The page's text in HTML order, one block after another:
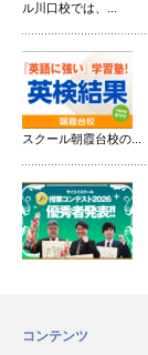
ル川口校では、...
スクール朝霞台校の...
コンテンツ